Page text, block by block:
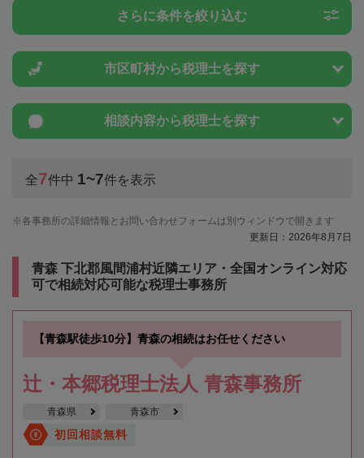
さらに条件を絞り込む
市区町村から税理士を探す
相談内容から税理士を探す
全7件中 1~7件を表示
各事務所の詳細情報とお問い合わせフォームは別ウィンドウで開きます
更新日：2026年8月7日
青森 下北郡風間浦村近隣エリア・全国オンライン対応
可で相続対応可能な税理士事務所
【青森駅徒歩10分】青森の相続はお任せください
辻・本郷税理士法人 青森事務所
青森県 青森市
初回相談無料